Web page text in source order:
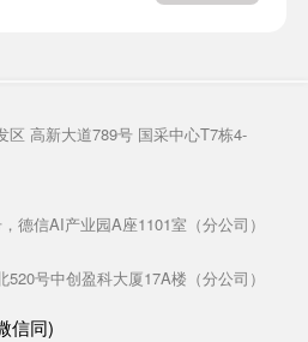
高新大道789号 国采中心T7栋4-
德信AI产业园A座1101室（分公司）
号中创盈科大厦17A楼（分公司）
信同)